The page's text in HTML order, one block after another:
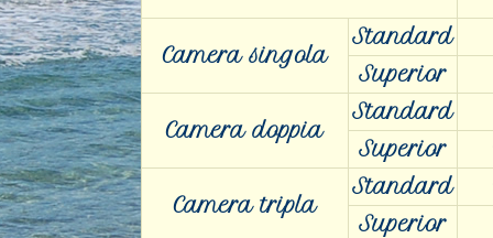
Camera singola
Standard
Superior
Camera doppia
Standard
Superior
Camera tripla
Standard
Superior